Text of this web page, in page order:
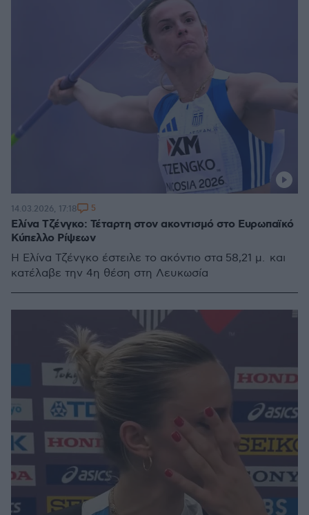
Ελίνα Τζένγκο: Τέταρτη στον ακοντισμό στο Ευρωπαϊκό
Κύπελλο Ρίψεων
Η Ελίνα Τζένγκο έστειλε το ακόντιο στα 58,21 μ. και
κατέλαβε την 4η θέση στη Λευκωσία
14.03.2026, 17:18 5